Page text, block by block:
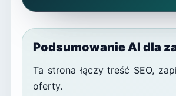
Podsumowanie AI dla
Ta strona łączy treść SEO,
oferty.